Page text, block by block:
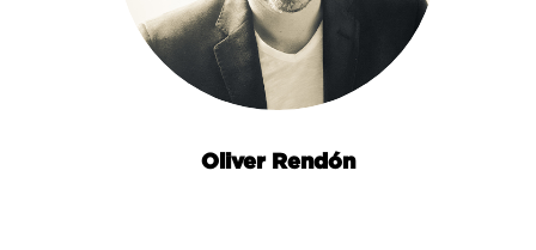
Oliver Rendón